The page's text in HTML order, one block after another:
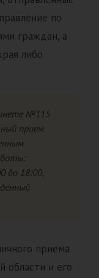
по
граждан, а
либо
№115
прием
до 18:00,
приема
области и его